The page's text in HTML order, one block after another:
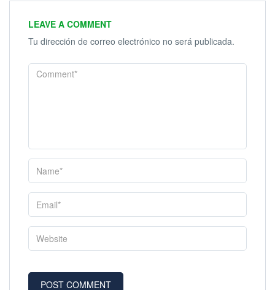
LEAVE A COMMENT
Tu dirección de correo electrónico no será publicada.